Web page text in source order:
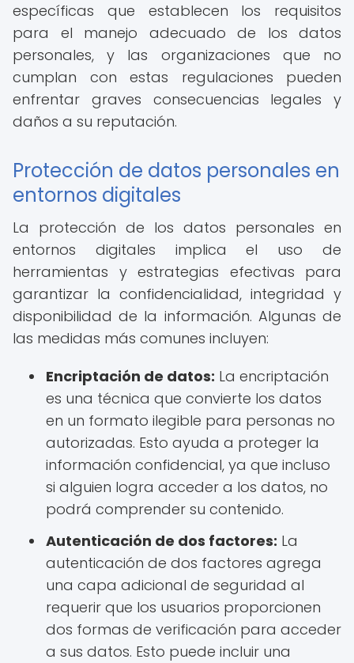
específicas que establecen los requisitos
para el manejo adecuado de los datos
personales, y las organizaciones que no
cumplan con estas regulaciones pueden
enfrentar graves consecuencias legales y
daños a su reputación.
Protección de datos personales en
entornos digitales
La protección de los datos personales en
entornos digitales implica el uso de
herramientas y estrategias efectivas para
garantizar la confidencialidad, integridad y
disponibilidad de la información. Algunas de
las medidas más comunes incluyen:
Encriptación de datos: La encriptación
es una técnica que convierte los datos
en un formato ilegible para personas no
autorizadas. Esto ayuda a proteger la
información confidencial, ya que incluso
si alguien logra acceder a los datos, no
podrá comprender su contenido.
Autenticación de dos factores: La
autenticación de dos factores agrega
una capa adicional de seguridad al
requerir que los usuarios proporcionen
dos formas de verificación para acceder
a sus datos. Esto puede incluir una